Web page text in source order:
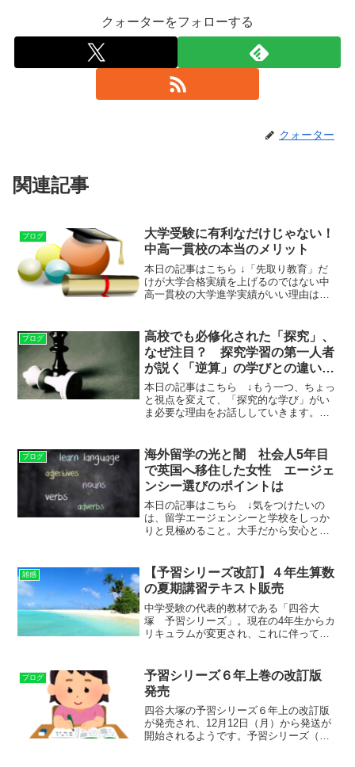
クォーターをフォローする
クォーター
関連記事
ブログ
大学受験に有利なだけじゃない！
中高一貫校の本当のメリット
本日の記事はこちら ↓「先取り教育」だ
けが大学合格実績を上げるのではない中
高一貫校の大学進学実績がいい理由は、
にあるといわれることがよくあります。
でもそれは、半分正しく...
ブログ
高校でも必修化された「探究」、
なぜ注目？ 探究学習の第一人者
が説く「逆算」の学びとの違い
〈dot.〉
本日の記事はこちら ↓もう一つ、ちょっ
と視点を変えて、「探究的な学び」がい
ま必要な理由をお話ししていきます。世
「就活の予備校」として機能していま
す。どんな大学に入ったらど...
ブログ
海外留学の光と闇 社会人5年目
で英国へ移住した女性 エージェ
ンシー選びのポイントは
本日の記事はこちら ↓気をつけたいの
は、留学エージェンシーと学校をしっか
りと見極めること。大手だから安心とい
端に言えば、「懇切丁寧、かつ、リーズ
ナブル」な留学エージェン...
雑感
【予習シリーズ改訂】４年生算数
の夏期講習テキスト販売
中学受験の代表的教材である「四谷大
塚 予習シリーズ」。現在の4年生からカ
リキュラムが変更され、これに伴って、
から購入できるようになっています。夏
期講習期間中に（正式に...
ブログ
予習シリーズ６年上巻の改訂版
発売
四谷大塚の予習シリーズ６年上の改訂版
が発売され、12月12日（月）から発送が
開始されるようです。予習シリーズ（算